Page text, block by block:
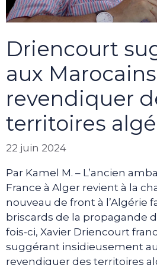
Driencourt
aux
revendiquer
territoires
22 juin 2024
Par Kamel M. – L’ancien
France à Alger revient à la
nouveau de front à l’Algérie
briscards de la propagande
fois-ci, Xavier Driencourt
suggérant insidieusement
revendiquer des territoires